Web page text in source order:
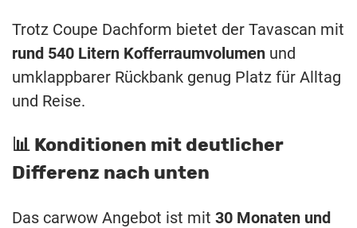
Trotz Coupe Dachform bietet der Tavascan mit
rund 540 Litern Kofferraumvolumen und
umklappbarer Rückbank genug Platz für Alltag
und Reise.
📊 Konditionen mit deutlicher
Differenz nach unten
Das carwow Angebot ist mit 30 Monaten und